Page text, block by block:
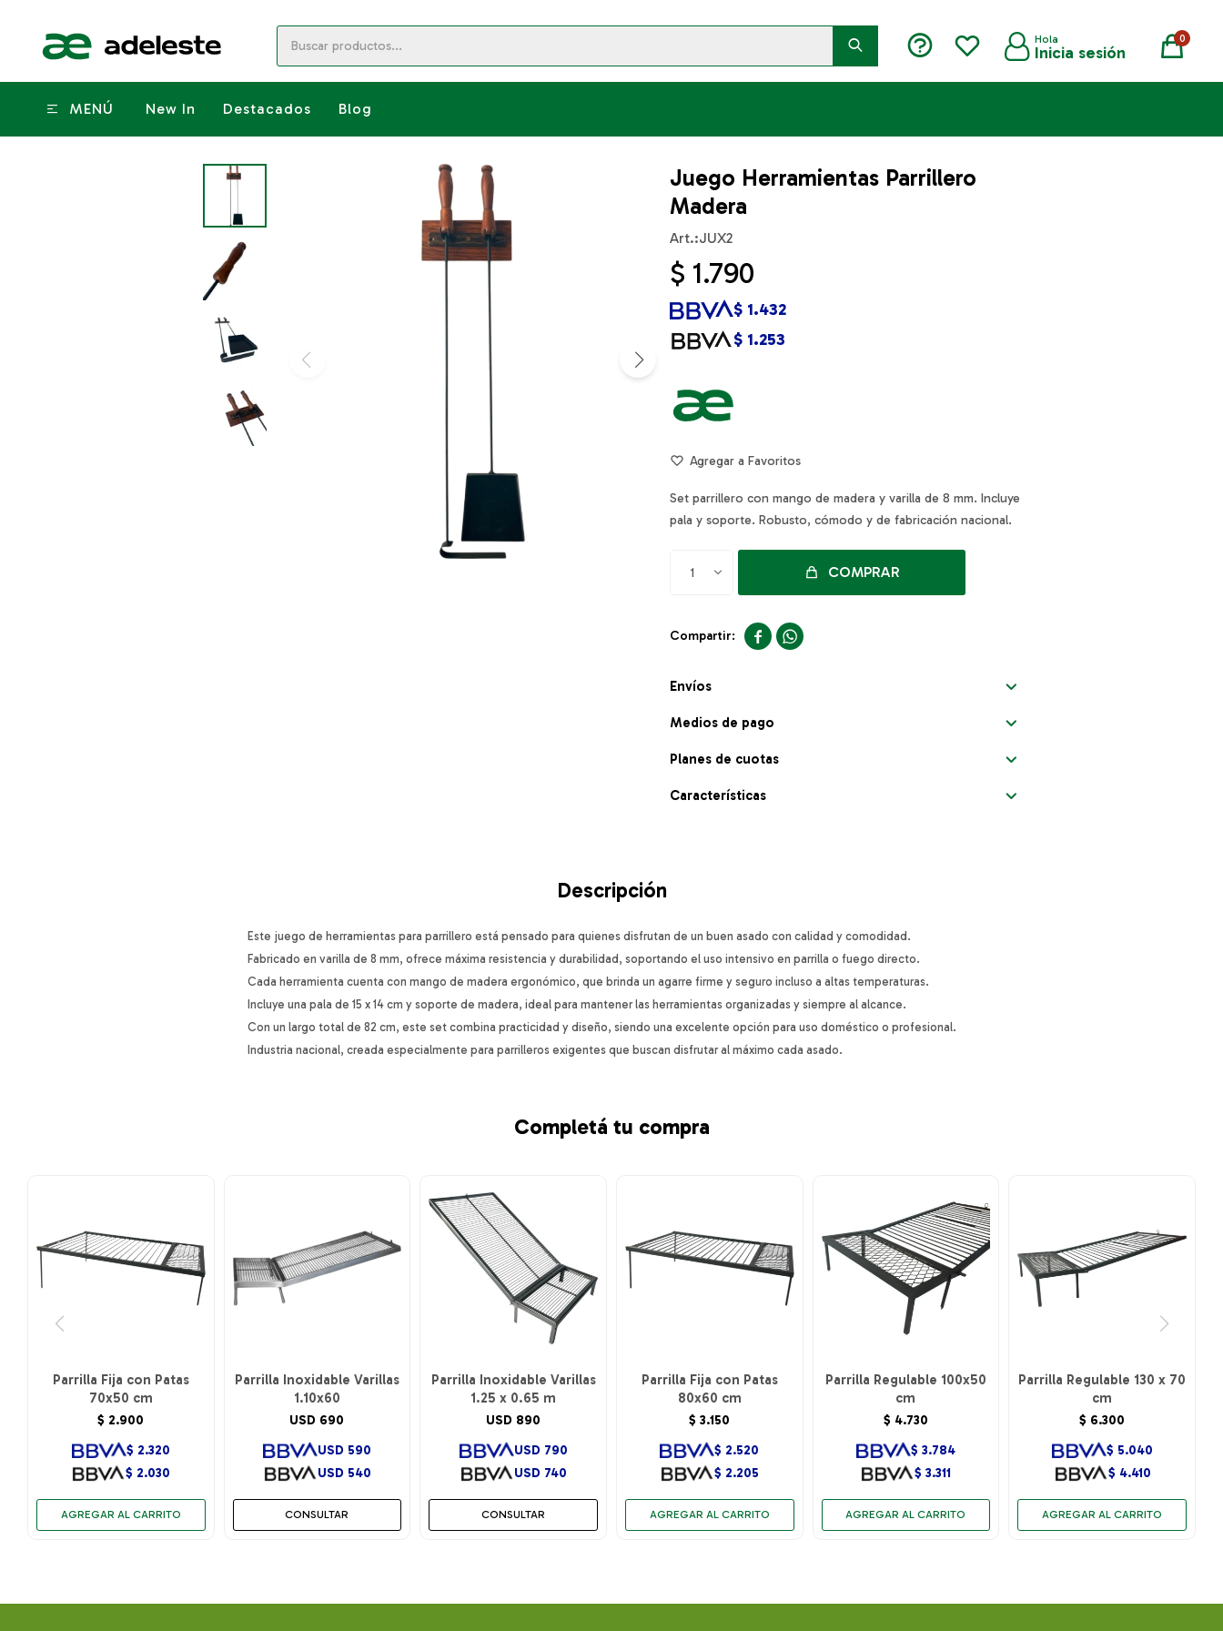
MENÚ New In Destacados Blog
0
Juego Herramientas Parrillero
Madera
JUX2
$ 1.790
$ 1.253
$ 1.432
Set parrillero con mango de madera y varilla de 8 mm. Incluye
pala y soporte. Robusto, cómodo y de fabricación nacional.
1 COMPRAR
 
Envíos
Medios de pago
Planes de cuotas
Características
Descripción
Este juego de herramientas para parrillero está pensado para quienes disfrutan de un buen asado con calidad y comodidad.
Fabricado en varilla de 8 mm, ofrece máxima resistencia y durabilidad, soportando el uso intensivo en parrilla o fuego directo.
Cada herramienta cuenta con mango de madera ergonómico, que brinda un agarre firme y seguro incluso a altas temperaturas.
Incluye una pala de 15 x 14 cm y soporte de madera, ideal para mantener las herramientas organizadas y siempre al alcance.
Con un largo total de 82 cm, este set combina practicidad y diseño, siendo una excelente opción para uso doméstico o profesional.
Industria nacional, creada especialmente para parrilleros exigentes que buscan disfrutar al máximo cada asado.
Completá tu compra
Parrilla Fija con Patas
70x50 cm
$ 2.900
$ 2.030
$ 2.320
Parrilla Inoxidable Varillas
1.10x60
USD 690
USD 540
USD 590
CONSULTAR
Parrilla Inoxidable Varillas
1.25 x 0.65 m
USD 890
USD 740
USD 790
CONSULTAR
Parrilla Fija con Patas
80x60 cm
$ 3.150
$ 2.205
$ 2.520
Parrilla Regulable 100x50
cm
$ 4.730
$ 3.311
$ 3.784
Parrilla Regulable 130 x 70
cm
$ 6.300
$ 4.410
$ 5.040